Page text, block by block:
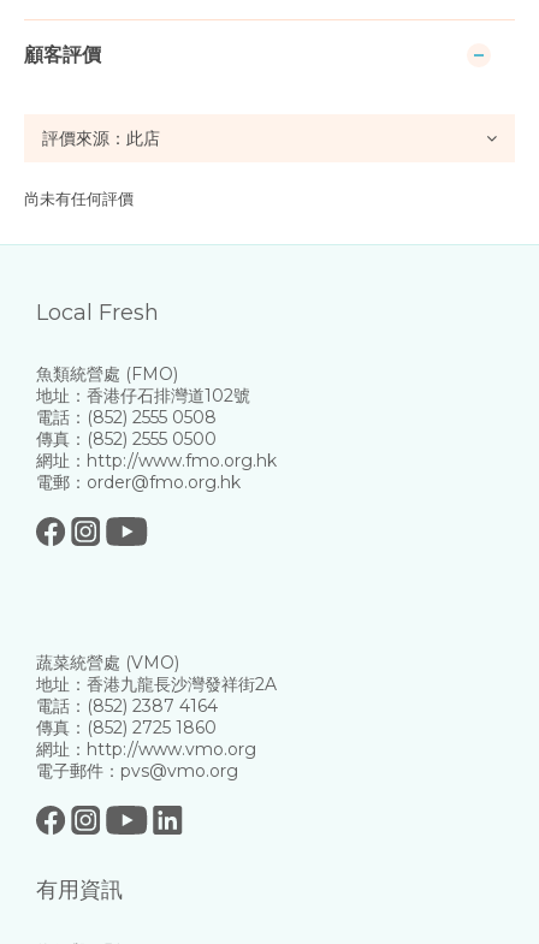
顧客評價
尚未有任何評價
Local Fresh
魚類統營處 (FMO)
地址：香港仔石排灣道102號
電話：(852) 2555 0508
傳真：(852) 2555 0500
網址：http://www.fmo.org.hk
電郵：order@fmo.org.hk
蔬菜統營處 (VMO)
地址：香港九龍長沙灣發祥街2A
電話：(852) 2387 4164
傳真：(852) 2725 1860
網址：http://www.vmo.org
電子郵件：pvs@vmo.org
有用資訊